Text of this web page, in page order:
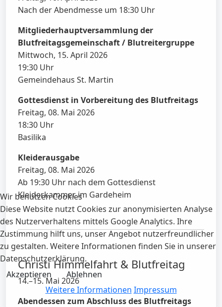
Nach der Abendmesse um 18:30 Uhr
Mitgliederhauptversammlung der
Blutfreitagsgemeinschaft / Blutreitergruppe
Mittwoch, 15. April 2026
19:30 Uhr
Gemeindehaus St. Martin
Gottesdienst in Vorbereitung des Blutfreitags
Freitag, 08. Mai 2026
18:30 Uhr
Basilika
Kleiderausgabe
Freitag, 08. Mai 2026
Ab 19:30 Uhr nach dem Gottesdienst
Kleiderkammer im Gardeheim
Christi Himmelfahrt & Blutfreitag
14.–15. Mai 2026
Abendessen zum Abschluss des Blutfreitags
Wir benutzen Cookies
Diese Website nutzt Cookies zur anonymisierten Analyse
des Nutzerverhaltens mittels Google Analytics. Ihre
Zustimmung hilft uns, unser Angebot nutzerfreundlicher
zu gestalten. Weitere Informationen finden Sie in unserer
Datenschutzerklärung.
Akzeptieren
Ablehnen
Weitere Informationen Impressum